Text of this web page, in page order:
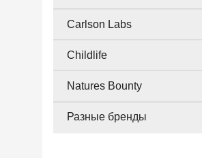
Carlson Labs
Childlife
Natures Bounty
Разные бренды